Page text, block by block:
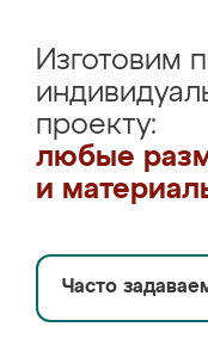
Изготовим
проекту:
любые
и
Часто